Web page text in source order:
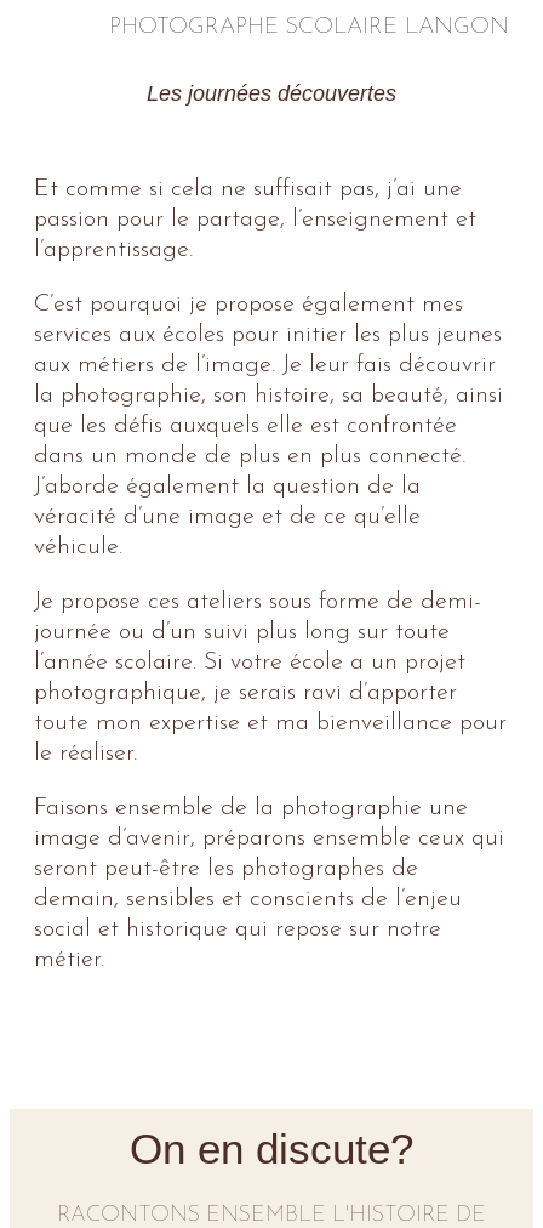
PHOTOGRAPHE SCOLAIRE LANGON
Les journées découvertes
Et comme si cela ne suffisait pas, j’ai une
passion pour le partage, l’enseignement et
l’apprentissage.
C’est pourquoi je propose également mes
services aux écoles pour initier les plus jeunes
aux métiers de l’image. Je leur fais découvrir
la photographie, son histoire, sa beauté, ainsi
que les défis auxquels elle est confrontée
dans un monde de plus en plus connecté.
J’aborde également la question de la
véracité d’une image et de ce qu’elle
véhicule.
Je propose ces ateliers sous forme de demi-
journée ou d’un suivi plus long sur toute
l’année scolaire. Si votre école a un projet
photographique, je serais ravi d’apporter
toute mon expertise et ma bienveillance pour
le réaliser.
Faisons ensemble de la photographie une
image d’avenir, préparons ensemble ceux qui
seront peut-être les photographes de
demain, sensibles et conscients de l’enjeu
social et historique qui repose sur notre
métier.
On en discute?
RACONTONS ENSEMBLE L'HISTOIRE DE